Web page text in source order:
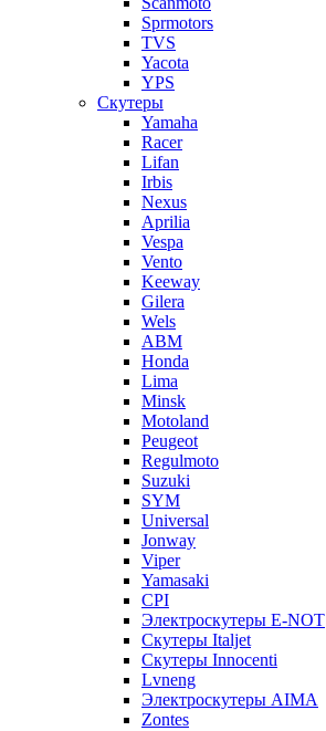
Sprmotors
TVS
Yacota
YPS
Скутеры
Yamaha
Racer
Lifan
Irbis
Nexus
Aprilia
Vespa
Vento
Keeway
Gilera
Wels
ABM
Honda
Lima
Minsk
Motoland
Peugeot
Regulmoto
Suzuki
SYM
Universal
Jonway
Viper
Yamasaki
CPI
Электроскутеры E-NOT
Скутеры Italjet
Скутеры Innocenti
Lvneng
Электроскутеры AIMA
Zontes